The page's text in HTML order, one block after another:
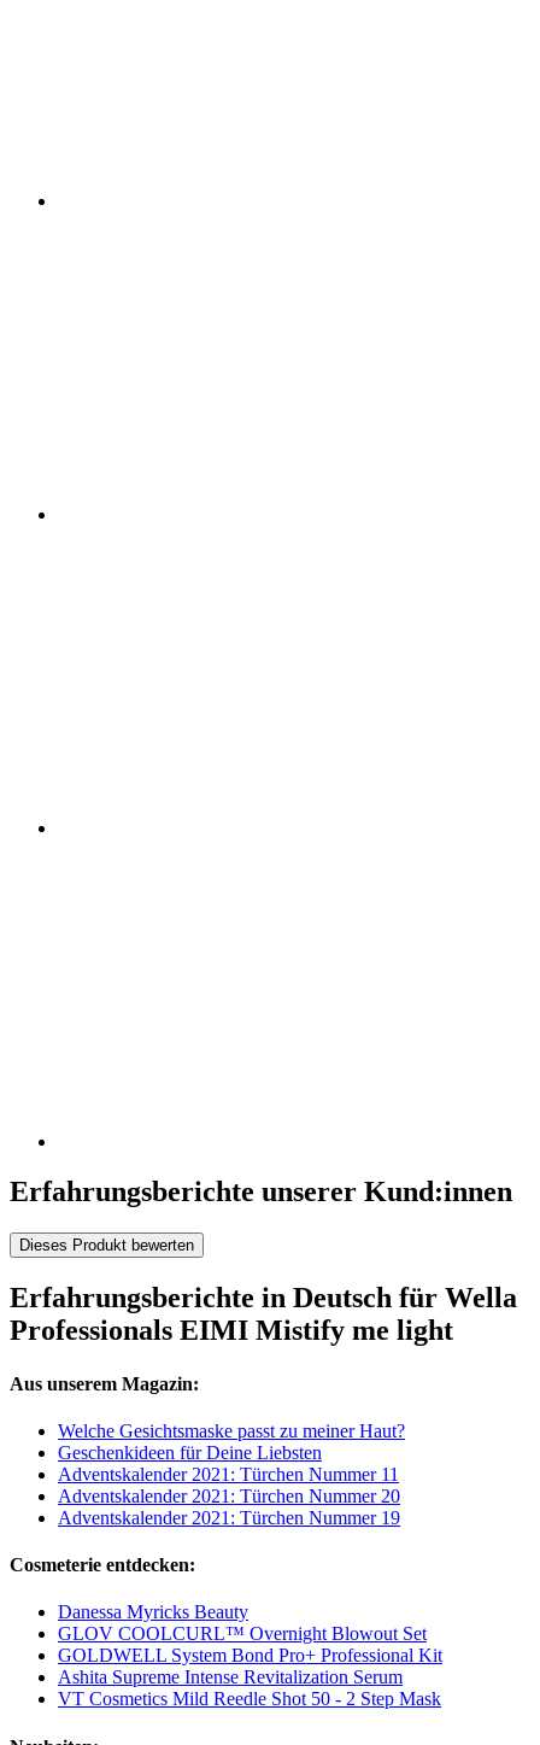
Erfahrungsberichte unserer Kund:innen
Dieses Produkt bewerten
Erfahrungsberichte in Deutsch für Wella
Professionals EIMI Mistify me light
Aus unserem Magazin:
Welche Gesichtsmaske passt zu meiner Haut?
Geschenkideen für Deine Liebsten
Adventskalender 2021: Türchen Nummer 11
Adventskalender 2021: Türchen Nummer 20
Adventskalender 2021: Türchen Nummer 19
Cosmeterie entdecken:
Danessa Myricks Beauty
GLOV COOLCURL™ Overnight Blowout Set
GOLDWELL System Bond Pro+ Professional Kit
Ashita Supreme Intense Revitalization Serum
VT Cosmetics Mild Reedle Shot 50 - 2 Step Mask